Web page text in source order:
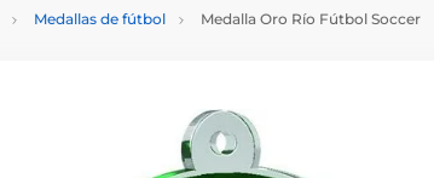
Medallas de fútbol Medalla Oro Río Fútbol Soccer